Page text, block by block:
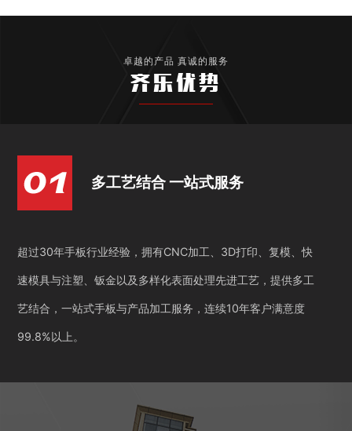
卓越的产品 真诚的服务
齐乐优势
多工艺结合 一站式服务
超过30年手板行业经验，拥有CNC加工、3D打印、复模、快
速模具与注塑、钣金以及多样化表面处理先进工艺，提供多工
艺结合，一站式手板与产品加工服务，连续10年客户满意度
99.8%以上。